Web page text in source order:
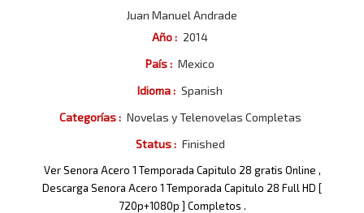
Juan Manuel Andrade
Año : 2014
País : Mexico
Idioma : Spanish
Categorías : Novelas y Telenovelas Completas
Status : Finished
Ver Senora Acero 1 Temporada Capitulo 28 gratis Online ,
Descarga Senora Acero 1 Temporada Capitulo 28 Full HD [
720p+1080p ] Completos .